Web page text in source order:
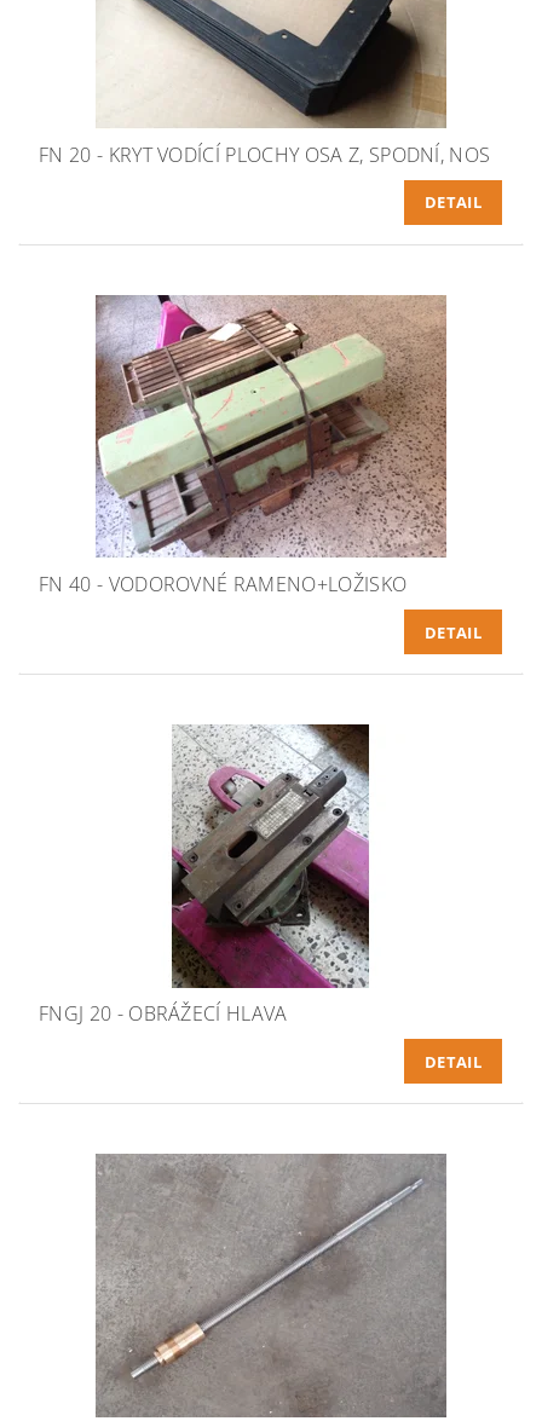
FN 20 - KRYT VODÍCÍ PLOCHY OSA Z, SPODNÍ, NOS
DETAIL
FN 40 - VODOROVNÉ RAMENO+LOŽISKO
DETAIL
FNGJ 20 - OBRÁŽECÍ HLAVA
DETAIL